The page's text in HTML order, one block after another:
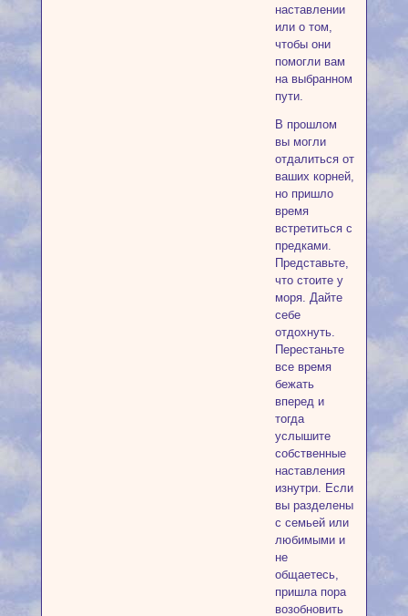
наставлении
или о том,
чтобы они
помогли вам
на выбранном
пути.
В прошлом
вы могли
отдалиться от
ваших корней,
но пришло
время
встретиться с
предками.
Представьте,
что стоите у
моря. Дайте
себе
отдохнуть.
Перестаньте
все время
бежать
вперед и
тогда
услышите
собственные
наставления
изнутри. Если
вы разделены
с семьей или
любимыми и
не
общаетесь,
пришла пора
возобновить